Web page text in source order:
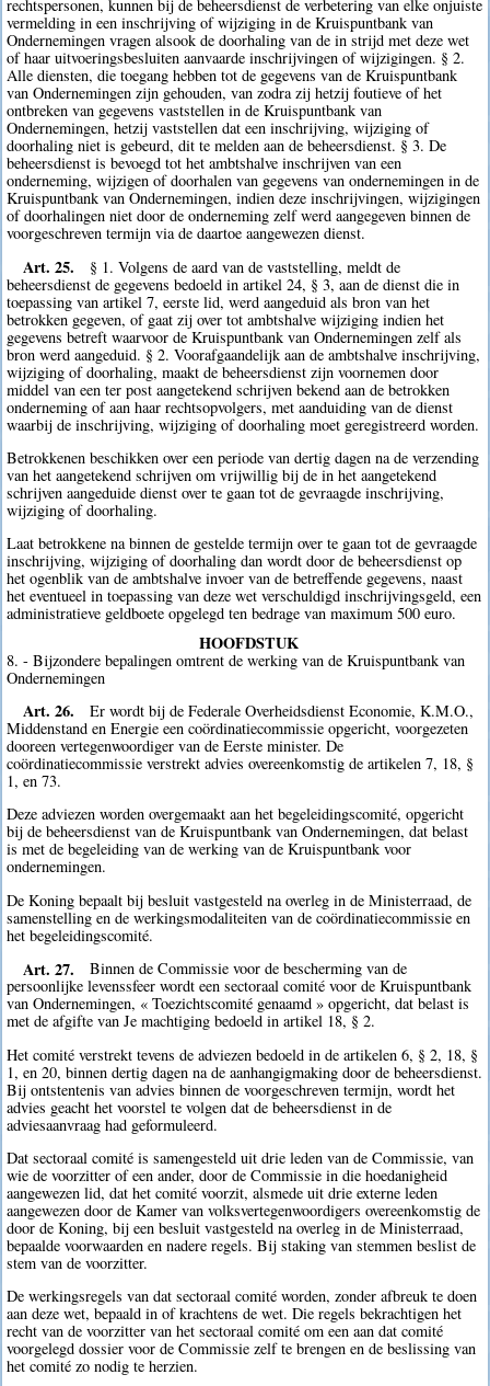
rechtspersonen, kunnen bij de beheersdienst de verbetering van elke onjuiste
vermelding in een inschrijving of wijziging in de Kruispuntbank van
Ondernemingen vragen alsook de doorhaling van de in strijd met deze wet
of haar uitvoeringsbesluiten aanvaarde inschrijvingen of wijzigingen. § 2.
Alle diensten, die toegang hebben tot de gegevens van de Kruispuntbank
van Ondernemingen zijn gehouden, van zodra zij hetzij foutieve of het
ontbreken van gegevens vaststellen in de Kruispuntbank van
Ondernemingen, hetzij vaststellen dat een inschrijving, wijziging of
doorhaling niet is gebeurd, dit te melden aan de beheersdienst. § 3. De
beheersdienst is bevoegd tot het ambtshalve inschrijven van een
onderneming, wijzigen of doorhalen van gegevens van ondernemingen in de
Kruispuntbank van Ondernemingen, indien deze inschrijvingen, wijzigingen
of doorhalingen niet door de onderneming zelf werd aangegeven binnen de
voorgeschreven termijn via de daartoe aangewezen dienst.
Art. 25.
§ 1. Volgens de aard van de vaststelling, meldt de
beheersdienst de gegevens bedoeld in artikel 24, § 3, aan de dienst die in
toepassing van artikel 7, eerste lid, werd aangeduid als bron van het
betrokken gegeven, of gaat zij over tot ambtshalve wijziging indien het
gegevens betreft waarvoor de Kruispuntbank van Ondernemingen zelf als
bron werd aangeduid. § 2. Voorafgaandelijk aan de ambtshalve inschrijving,
wijziging of doorhaling, maakt de beheersdienst zijn voornemen door
middel van een ter post aangetekend schrijven bekend aan de betrokken
onderneming of aan haar rechtsopvolgers, met aanduiding van de dienst
waarbij de inschrijving, wijziging of doorhaling moet geregistreerd worden.
Betrokkenen beschikken over een periode van dertig dagen na de verzending
van het aangetekend schrijven om vrijwillig bij de in het aangetekend
schrijven aangeduide dienst over te gaan tot de gevraagde inschrijving,
wijziging of doorhaling.
Laat betrokkene na binnen de gestelde termijn over te gaan tot de gevraagde
inschrijving, wijziging of doorhaling dan wordt door de beheersdienst op
het ogenblik van de ambtshalve invoer van de betreffende gegevens, naast
het eventueel in toepassing van deze wet verschuldigd inschrijvingsgeld, een
administratieve geldboete opgelegd ten bedrage van maximum 500 euro.
HOOFDSTUK
8. - Bijzondere bepalingen omtrent de werking van de Kruispuntbank van
Ondernemingen
Art. 26.
Er wordt bij de Federale Overheidsdienst Economie, K.M.O.,
Middenstand en Energie een coördinatiecommissie opgericht, voorgezeten
dooreen vertegenwoordiger van de Eerste minister. De
coördinatiecommissie verstrekt advies overeenkomstig de artikelen 7, 18, §
1, en 73.
Deze adviezen worden overgemaakt aan het begeleidingscomité, opgericht
bij de beheersdienst van de Kruispuntbank van Ondernemingen, dat belast
is met de begeleiding van de werking van de Kruispuntbank voor
ondernemingen.
De Koning bepaalt bij besluit vastgesteld na overleg in de Ministerraad, de
samenstelling en de werkingsmodaliteiten van de coördinatiecommissie en
het begeleidingscomité.
Art. 27.
Binnen de Commissie voor de bescherming van de
persoonlijke levenssfeer wordt een sectoraal comité voor de Kruispuntbank
van Ondernemingen, « Toezichtscomité genaamd » opgericht, dat belast is
met de afgifte van Je machtiging bedoeld in artikel 18, § 2.
Het comité verstrekt tevens de adviezen bedoeld in de artikelen 6, § 2, 18, §
1, en 20, binnen dertig dagen na de aanhangigmaking door de beheersdienst.
Bij ontstentenis van advies binnen de voorgeschreven termijn, wordt het
advies geacht het voorstel te volgen dat de beheersdienst in de
adviesaanvraag had geformuleerd.
Dat sectoraal comité is samengesteld uit drie leden van de Commissie, van
wie de voorzitter of een ander, door de Commissie in die hoedanigheid
aangewezen lid, dat het comité voorzit, alsmede uit drie externe leden
aangewezen door de Kamer van volksvertegenwoordigers overeenkomstig de
door de Koning, bij een besluit vastgesteld na overleg in de Ministerraad,
bepaalde voorwaarden en nadere regels. Bij staking van stemmen beslist de
stem van de voorzitter.
De werkingsregels van dat sectoraal comité worden, zonder afbreuk te doen
aan deze wet, bepaald in of krachtens de wet. Die regels bekrachtigen het
recht van de voorzitter van het sectoraal comité om een aan dat comité
voorgelegd dossier voor de Commissie zelf te brengen en de beslissing van
het comité zo nodig te herzien.